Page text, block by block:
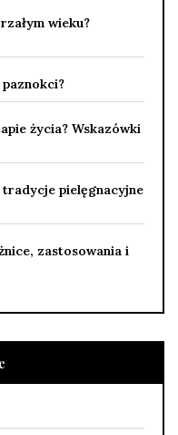
wieku?
życia? Wskazówki
pielęgnacyjne
zastosowania i